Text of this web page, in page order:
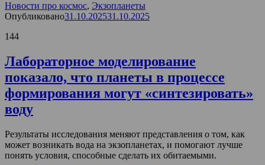
Новости про космос, Экзопланеты
Опубликовано31.10.202531.10.2025
144
Лабораторное моделирование
показало, что планеты в процессе
формирования могут «синтезировать»
воду
Результаты исследования меняют представления о том, как
может возникать вода на экзопланетах, и помогают лучше
понять условия, способные сделать их обитаемыми.